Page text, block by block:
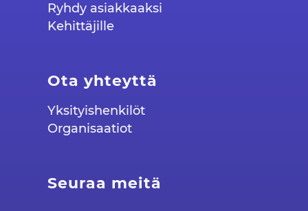
Ryhdy asiakkaaksi
Kehittäjille
Ota yhteyttä
Yksityishenkilöt
Organisaatiot
Seuraa meitä